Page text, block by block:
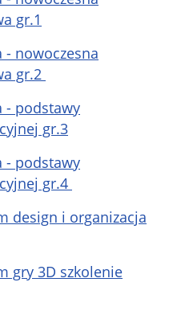
gr.1
nowoczesna
gr.2
- podstawy
gr.3
- podstawy
gr.4
design i organizacja
gry 3D szkolenie